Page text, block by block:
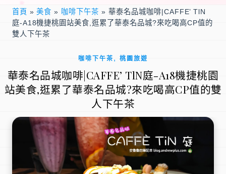
首頁 »美食 » 咖啡下午茶 » 華泰名品城咖啡|CAFFE’ TlN
庭-A18機捷桃園站美食,逛累了華泰名品城?來吃喝高CP值的
雙人下午茶
咖啡下午茶 , 桃園旅遊
華泰名品城咖啡|CAFFE’ TlN庭-A18機捷桃園
站美食,逛累了華泰名品城?來吃喝高CP值的雙
人下午茶